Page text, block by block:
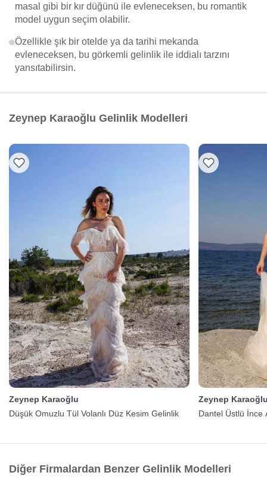
masal gibi bir kır düğünü ile evleneceksen, bu romantik
model uygun seçim olabilir.
Özellikle şık bir otelde ya da tarihi mekanda
evleneceksen, bu görkemli gelinlik ile iddialı tarzını
yansıtabilirsin.
Zeynep Karaoğlu Gelinlik Modelleri
Zeynep Karaoğlu
Düşük Omuzlu Tül Volanlı Düz Kesim Gelinlik
Zeynep
Dantel Üstlü İnce
Diğer Firmalardan Benzer Gelinlik Modelleri